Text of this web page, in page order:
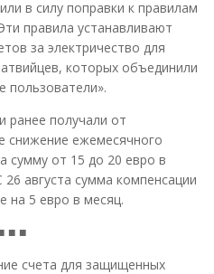
в силу поправки к правилам
правила устанавливают
за электричество для
которых объединили
пользователи».
ранее получали от
снижение ежемесячного
сумму от 15 до 20 евро в
августа сумма компенсации
на 5 евро в месяц.
■ ■
счета для защищенных